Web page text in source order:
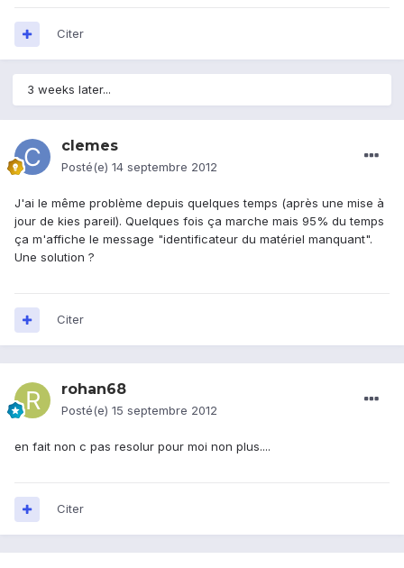
Citer
3 weeks later...
clemes
Posté(e) 14 septembre 2012
J'ai le même problème depuis quelques temps (après une mise à
jour de kies pareil). Quelques fois ça marche mais 95% du temps
ça m'affiche le message "identificateur du matériel manquant".
Une solution ?
Citer
rohan68
Posté(e) 15 septembre 2012
en fait non c pas resolur pour moi non plus....
Citer